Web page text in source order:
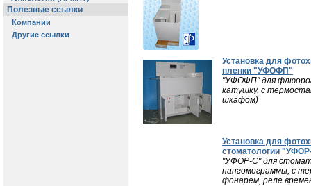
Установка для
пленки "УФОФП"
"УФОФП" для
катушку, с
шкафом)
Установка для
стоматологии
"УФОР-С" для
пангомограммы, с
фонарем, реле